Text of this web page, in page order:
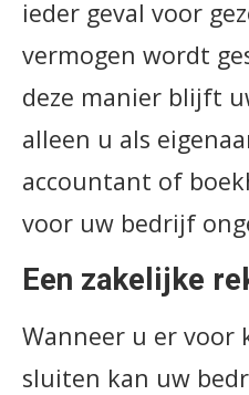
ieder geval voor
vermogen wordt
deze manier blijft
alleen u als
accountant of
voor uw bedrijf
Een zakelijke
Wanneer u er voor
sluiten kan uw